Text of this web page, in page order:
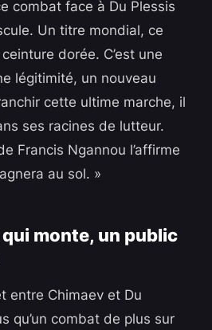
combat face à Du Plessis
Un titre mondial, ce
dorée. C’est une
légitimité, un nouveau
cette ultime marche, il
ses racines de lutteur.
Francis Ngannou l’affirme
au sol. »
monte, un public
entre Chimaev et Du
qu’un combat de plus sur